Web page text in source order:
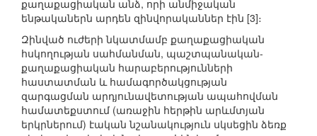
քաղաքացիական անձ, որի անմիջական
ենթականերն արդեն զինվորականներ էին [3]։
Զինված ուժերի նկատմամբ քաղաքացիական
հսկողության սահմանման, պաշտպանական-
քաղաքացիական հարաբերությունների
հաստատման և համագործակցության
զարգացման արդյունավետության ապահովման
համատեքստում (առաջին հերթին արևմտյան
երկրներում) էական նշանակություն սկսեցին ձեռք